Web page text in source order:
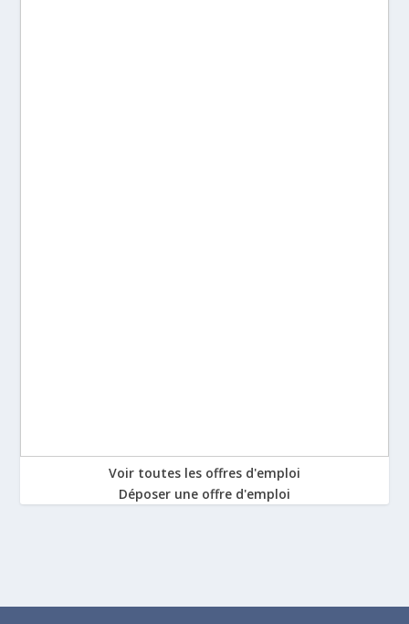
Voir toutes les offres d'emploi
Déposer une offre d'emploi